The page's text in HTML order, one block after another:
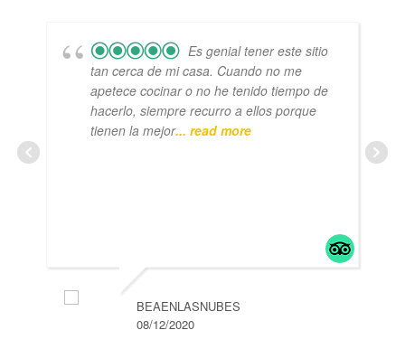
Es genial tener este sitio
tan cerca de mi casa. Cuando no me
apetece cocinar o no he tenido tiempo de
hacerlo, siempre recurro a ellos porque
tienen la mejor... read more
BEAENLASNUBES
08/12/2020